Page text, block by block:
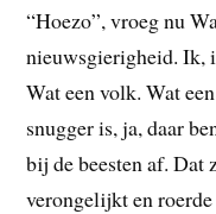
“Hoezo”, vroeg nu
nieuwsgierigheid. Ik,
Wat een volk. Wat
snugger is, ja, daar
bij de beesten af. Dat
verongelijkt en